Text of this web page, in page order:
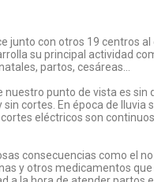
junto con otros 19 centros
su principal actividad
partos, cesáreas…
punto de vista es sin
cortes. En época de lluvia
eléctricos son
consecuencias como el
y otros medicamentos